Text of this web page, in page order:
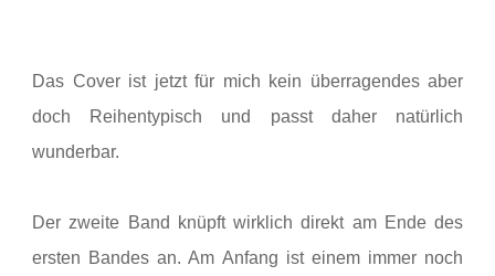
Das Cover ist jetzt für mich kein überragendes aber
doch Reihentypisch und passt daher natürlich
wunderbar.
Der zweite Band knüpft wirklichdirekt am Ende des
ersten Bandes an. Am Anfang ist einem immer noch